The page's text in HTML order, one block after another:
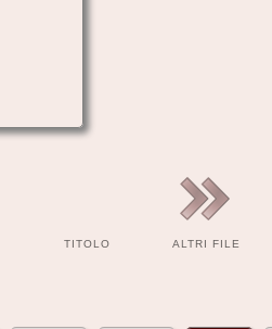
TITOLO ALTRI FILE